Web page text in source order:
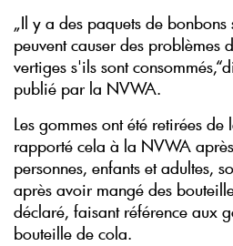
„Il y a des paquets de
peuvent causer des problèmes
vertiges s'ils sont
publié par la NVWA.
Les gommes ont été retirées de
rapporté cela à la NVWA
personnes, enfants et adultes,
après avoir mangé des
déclaré, faisant référence aux
bouteille de cola.